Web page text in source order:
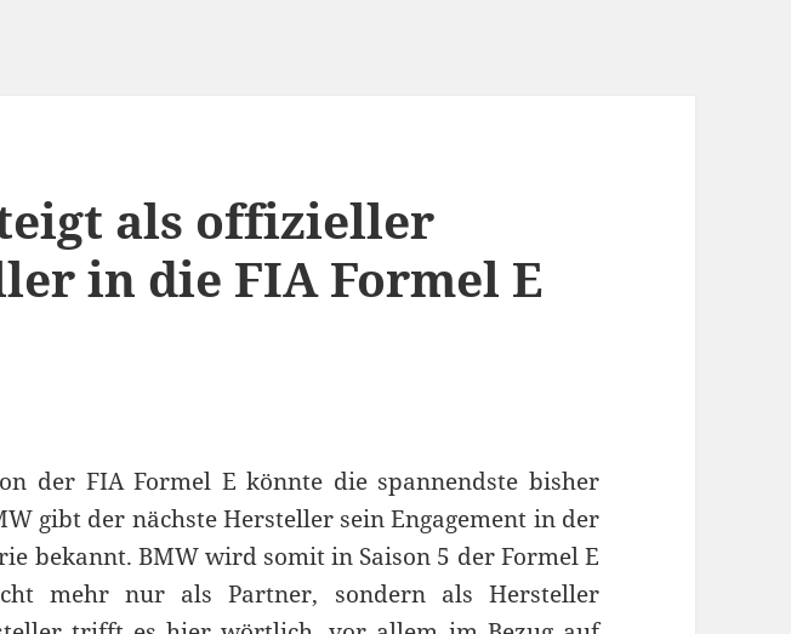
als offizieller
in die FIA Formel E
der FIA Formel E könnte die spannendste bisher
gibt der nächste Hersteller sein Engagement in der
bekannt. BMW wird somit in Saison 5 der Formel E
mehr nur als Partner, sondern als Hersteller